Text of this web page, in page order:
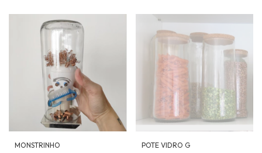
MONSTRINHO
POTE VIDRO G